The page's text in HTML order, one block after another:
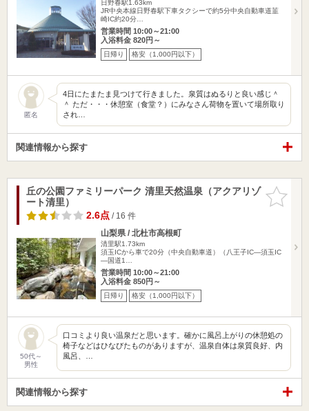
日野春駅1.63km
JR中央本線日野春駅下車タクシーで約5分中央自動車道韮
崎IC約20分…
営業時間 10:00～21:00
入浴料金 820円～
日帰り 格安（1,000円以下）
匿名
4日にたまたま見つけて行きました。泉質はぬるりと良い感じ＾
＾ ただ・・・休憩室（食堂？）にみなさん荷物を置いて場所取り
され…
関連情報から探す
お気に入
りに追加
丘の公園ファミリーパーク 清里天然温泉（アクアリゾ
ート清里）
2.6点/ 16 件
山梨県 / 北杜市高根町
清里駅1.73km
須玉ICから車で20分（中央自動車道）（八王子IC—須玉IC
—国道1…
営業時間 10:00～21:00
入浴料金 850円～
日帰り 格安（1,000円以下）
50代～
男性
口コミより良い温泉だと思います。確かに風呂上がりの休憩処の
椅子などはひなびたものがありますが、温泉自体は泉質良好、内
風呂、…
関連情報から探す